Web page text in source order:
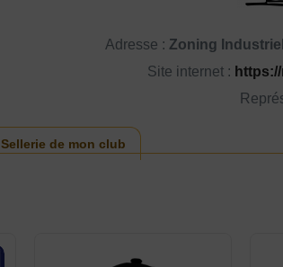
Adresse : Zoning
Site internet :
Sellerie de mon club